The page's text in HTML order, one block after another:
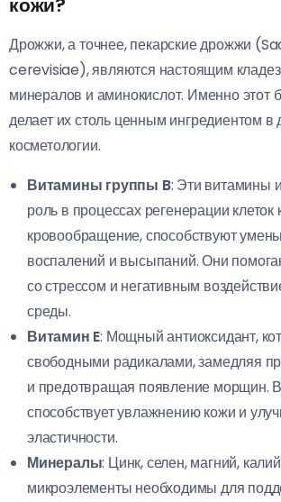
Дрожжи, а точнее, пекарские дрожжи
cerevisiae), являются настоящим
минералов и аминокислот. Именно этот
делает их столь ценным ингредиентом
косметологии.
Витамины группы B: Эти витамины
роль в процессах регенерации
кровообращение, способствуют
воспалений и высыпаний. Они
со стрессом и негативным
среды.
Витамин E: Мощный антиоксидант,
свободными радикалами, замедляя
и предотвращая появление морщин.
способствует увлажнению кожи и
эластичности.
Минералы: Цинк, селен, магний,
микроэлементы необходимы для